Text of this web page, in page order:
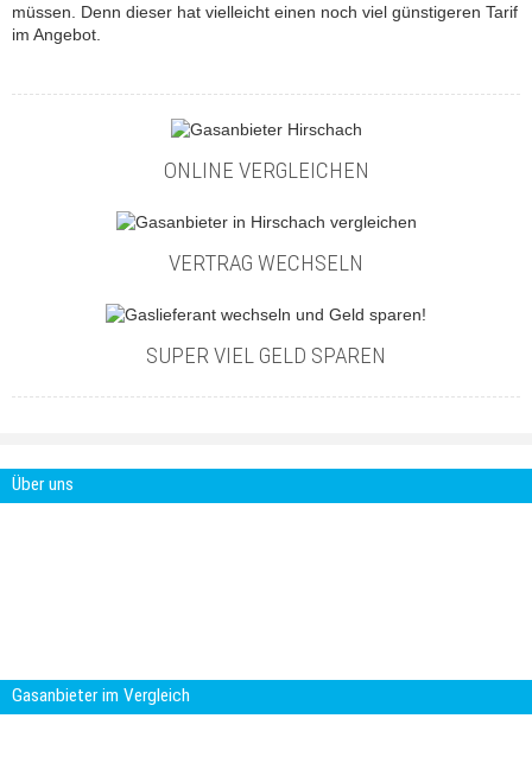
müssen. Denn dieser hat vielleicht einen noch viel günstigeren Tarif
im Angebot.
ONLINE VERGLEICHEN
VERTRAG WECHSELN
SUPER VIEL GELD SPAREN
Über uns
Gasanbieter im Vergleich